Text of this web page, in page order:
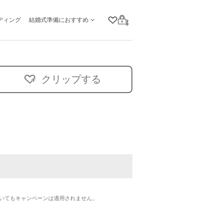
ィング 結婚式準備におすすめ
クリップリスト
ログイン
クリップする
もキャンペーンは適用されません。